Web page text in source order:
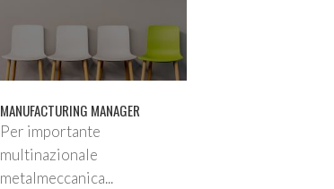
MANUFACTURING MANAGER
Per importante
multinazionale
metalmeccanica...